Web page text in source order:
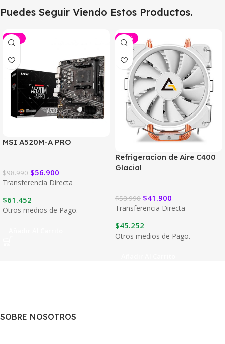
Puedes Seguir Viendo Estos Productos.
-43%
MSI A520M-A PRO
$98.990 $56.900
Transferencia Directa
$61.452
Otros medios de Pago.
-29%
Refrigeracion de Aire C400
Glacial
$58.990 $41.900
Transferencia Directa
$45.252
Otros medios de Pago.
SOBRE NOSOTROS